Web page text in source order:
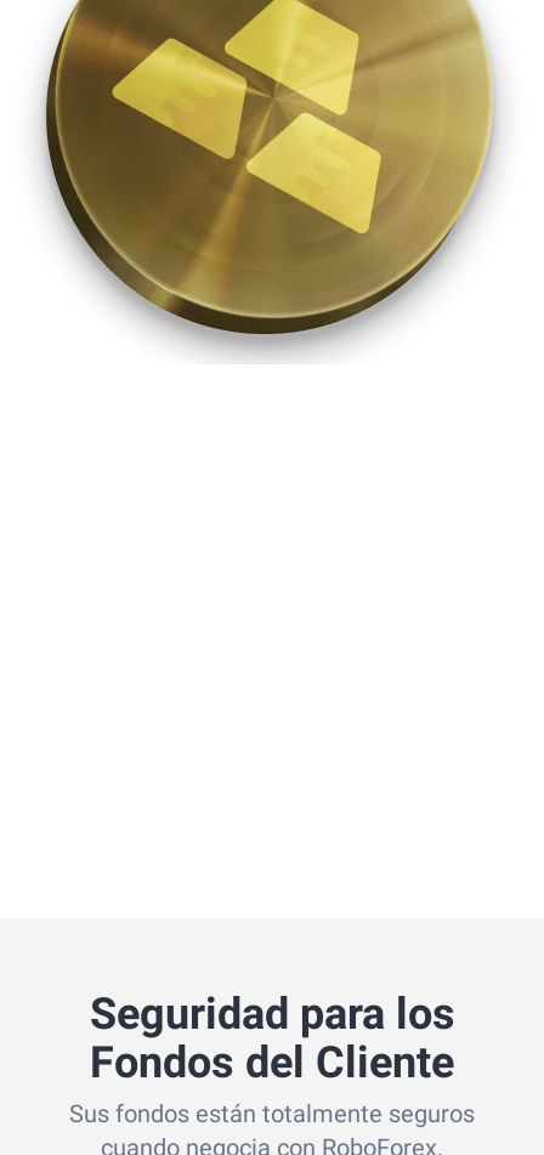
Seguridad para los
Fondos del Cliente
Sus fondos están totalmente seguros
cuando negocia con RoboForex.